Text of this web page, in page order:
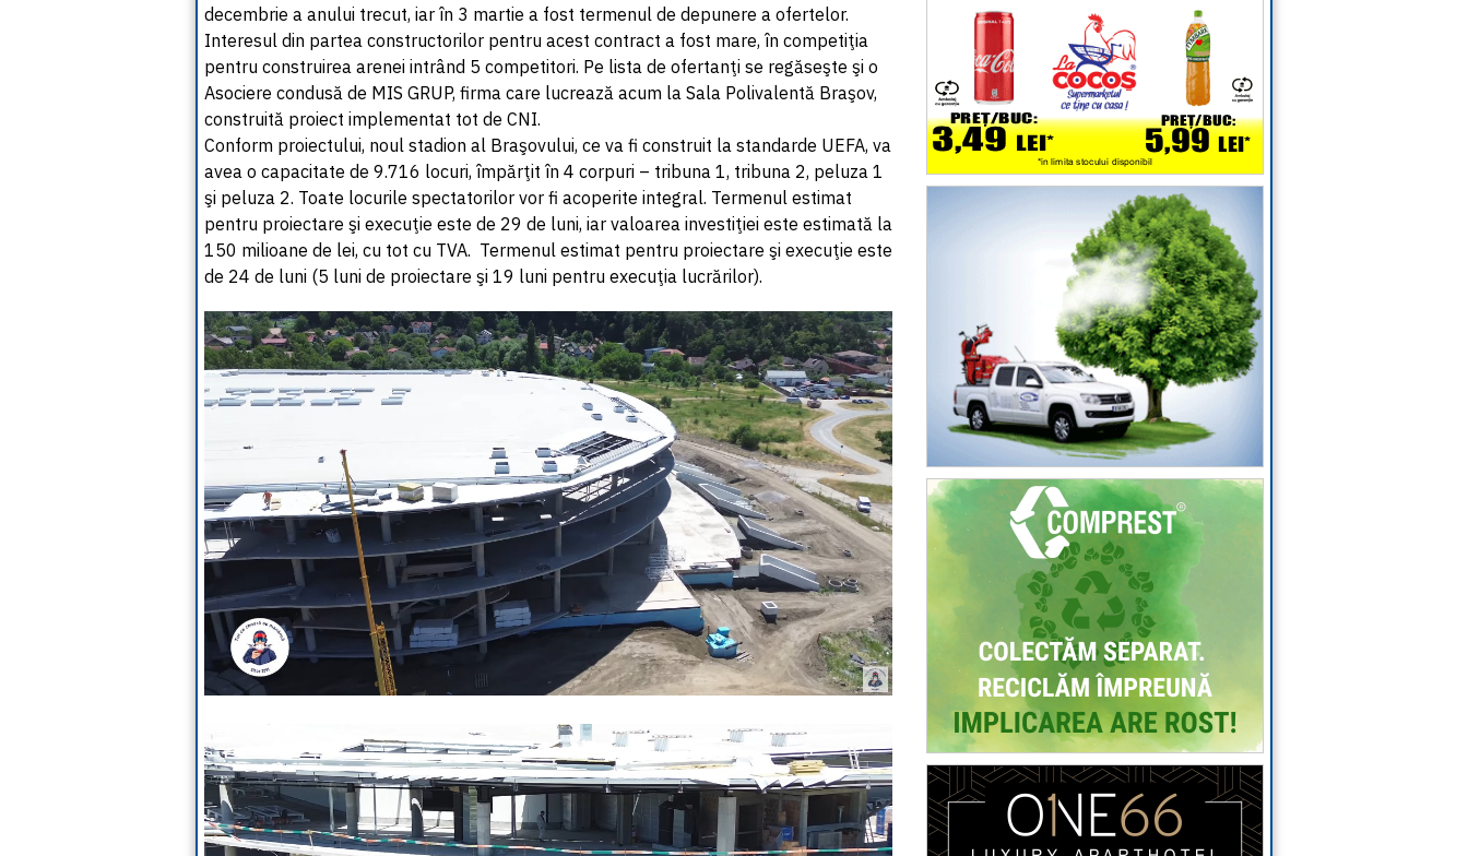
decembrie a anului trecut, iar în 3 martie a fost termenul de depunere a ofertelor.
Interesul din partea constructorilor pentru acest contract a fost mare, în competiţia
pentru construirea arenei intrând 5 competitori. Pe lista de ofertanţi se regăseşte şi o
Asociere condusă de MIS GRUP, firma care lucrează acum la Sala Polivalentă Braşov,
construită proiect implementat tot de CNI.
Conform proiectului, noul stadion al Braşovului, ce va fi construit la standarde UEFA, va
avea o capacitate de 9.716 locuri, împărţit în 4 corpuri – tribuna 1, tribuna 2, peluza 1
şi peluza 2. Toate locurile spectatorilor vor fi acoperite integral. Termenul estimat
pentru proiectare şi execuţie este de 29 de luni, iar valoarea investiţiei este estimată la
150 milioane de lei, cu tot cu TVA. Termenul estimat pentru proiectare şi execuţie este
de 24 de luni (5 luni de proiectare şi 19 luni pentru execuţia lucrărilor).